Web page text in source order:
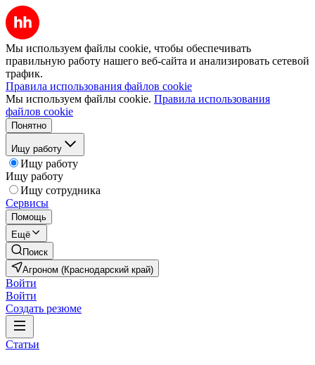
Мы используем файлы cookie, чтобы обеспечивать
правильную работу нашего веб-сайта и анализировать сетевой
трафик.
Правила использования файлов cookie
Мы используем файлы cookie. Правила использования
файлов cookie
Понятно
Ищу работу
Ищу работу
Ищу работу
Ищу сотрудника
Сервисы
Помощь
Ещё
Поиск
Агроном (Краснодарский край)
Войти
Войти
Создать резюме
Статьи